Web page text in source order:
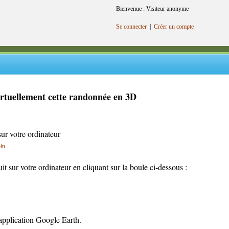
Bienvenue : Visiteur anonyme
Se connecter Créer un compte
cette randonnée en 3D
votre ordinateur
sur votre ordinateur en cliquant sur la boule ci-dessous :
Google Earth.